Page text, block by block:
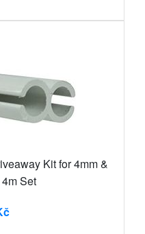
Kit for 4mm &
Set